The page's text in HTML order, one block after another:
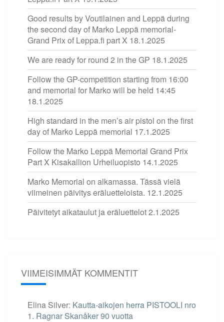
Good results by Voutilainen and Leppä during
the second day of Marko Leppä memorial-
Grand Prix of Leppa.fi part X 18.1.2025
We are ready for round 2 in the GP 18.1.2025
Follow the GP-competition starting from 16:00
and memorial for Marko will be held 14:45
18.1.2025
High standard in the men’s air pistol on the first
day of Marko Leppä memorial 17.1.2025
Follow the Marko Leppä Memorial Grand Prix
Part X Kisakallion Urheiluopisto 14.1.2025
Marko Memorial on alkamassa. Tässä vielä
viimeinen päivitys eräluetteloista. 12.1.2025
Päivitetyt aikataulut ja eräluettelot2.1.2025
VIIMEISIMMÄT KOMMENTIT
Elina Silver: Kautta-aikojen herra PISTOOLI nro
1. Ragnar Skanåker 90 vuotta